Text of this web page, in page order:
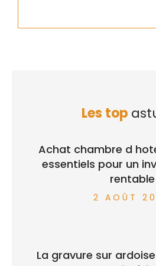
Les top
Achat chambre d
essentiels pour un
rentable
2 AOÛT
La gravure sur